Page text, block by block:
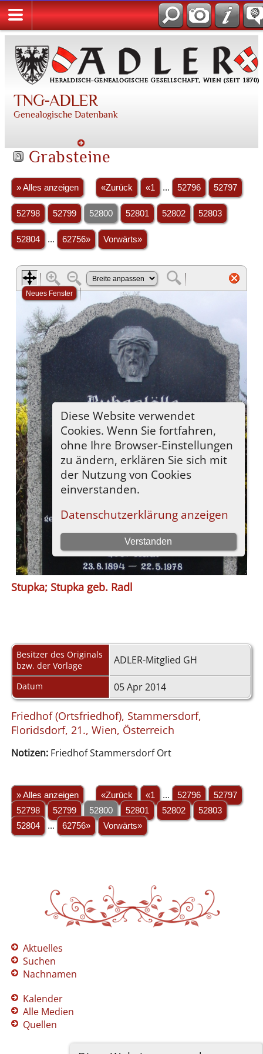
TNG-ADLER
Genealogische Datenbank
Grabsteine
» Alles anzeigen «Zurück «1 ... 52796 52797
52798 52799 52800 52801 52802 52803
52804 ... 62756» Vorwärts»
Stupka; Stupka geb. Radl
Besitzer des Originals
bzw. der Vorlage
ADLER-Mitglied GH
Datum 05 Apr 2014
Friedhof (Ortsfriedhof), Stammersdorf,
Floridsdorf, 21., Wien, Österreich
Notizen:Friedhof Stammersdorf Ort
» Alles anzeigen «Zurück «1 ... 52796
52797
52798
52799 52800 52801 52802
52803
52804
... 62756» Vorwärts»
Aktuelles
Suchen
Nachnamen
Kalender
Alle Medien
Quellen